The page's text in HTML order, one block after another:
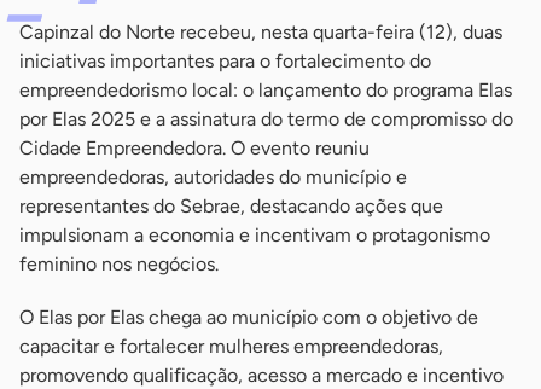
Capinzal do Norte recebeu, nesta quarta-feira (12), duas
iniciativas importantes para o fortalecimento do
empreendedorismo local: o lançamento do programa Elas
por Elas 2025 e a assinatura do termo de compromisso do
Cidade Empreendedora. O evento reuniu
empreendedoras, autoridades do município e
representantes do Sebrae, destacando ações que
impulsionam a economia e incentivam o protagonismo
feminino nos negócios.
O Elas por Elas chega ao município com o objetivo de
capacitar e fortalecer mulheres empreendedoras,
promovendo qualificação, acesso a mercado e incentivo